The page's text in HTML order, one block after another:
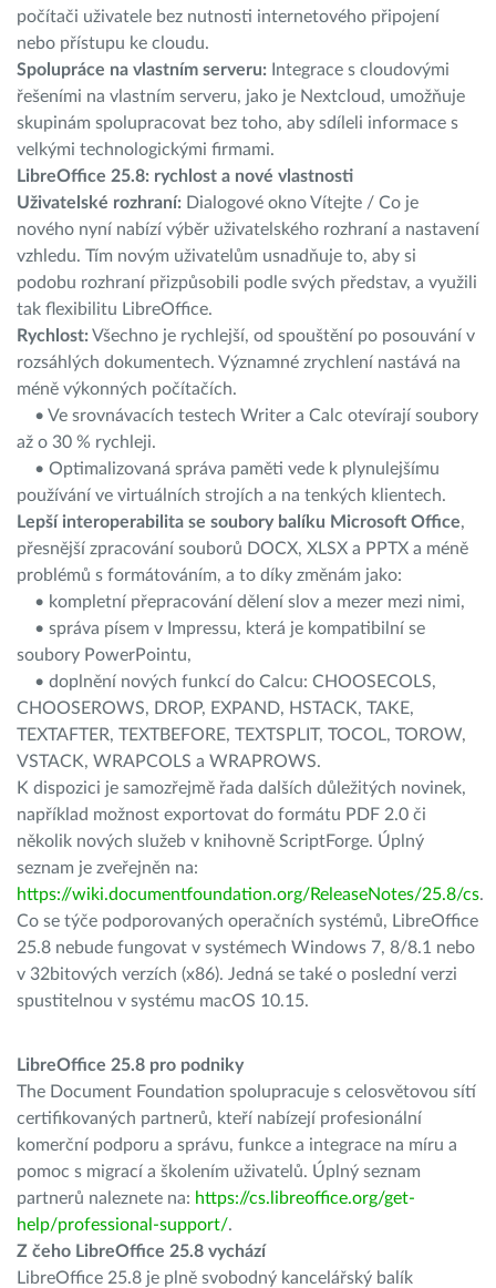
počítači uživatele bez nutnosti internetového připojení
nebo přístupu ke cloudu.
Spolupráce na vlastním serveru: Integrace s cloudovými
řešeními na vlastním serveru, jako je Nextcloud, umožňuje
skupinám spolupracovat bez toho, aby sdíleli informace s
velkými technologickými firmami.
LibreOffice 25.8: rychlost a nové vlastnosti
Uživatelské rozhraní: Dialogové okno Vítejte / Co je
nového nyní nabízí výběr uživatelského rozhraní a nastavení
vzhledu. Tím novým uživatelům usnadňuje to, aby si
podobu rozhraní přizpůsobili podle svých představ, a využili
tak flexibilitu LibreOffice.
Rychlost:Všechno je rychlejší, od spouštění po posouvání v
rozsáhlých dokumentech. Významné zrychlení nastává na
méně výkonných počítačích.
• Ve srovnávacích testech Writer a Calc otevírají soubory
až o 30 % rychleji.
• Optimalizovaná správa paměti vede k plynulejšímu
používání ve virtuálních strojích a na tenkých klientech.
Lepší interoperabilita se soubory balíku Microsoft Office,
přesnější zpracování souborů DOCX, XLSX a PPTX a méně
problémů s formátováním, a to díky změnám jako:
• kompletní přepracování dělení slov a mezer mezi nimi,
• správa písem v Impressu, která je kompatibilní se
soubory PowerPointu,
• doplnění nových funkcí do Calcu: CHOOSECOLS,
CHOOSEROWS, DROP, EXPAND, HSTACK, TAKE,
TEXTAFTER, TEXTBEFORE, TEXTSPLIT, TOCOL, TOROW,
VSTACK, WRAPCOLS a WRAPROWS.
K dispozici je samozřejmě řada dalších důležitých novinek,
například možnost exportovat do formátu PDF 2.0 či
několik nových služeb v knihovně ScriptForge. Úplný
seznam je zveřejněn na:
https://wiki.documentfoundation.org/ReleaseNotes/25.8/cs.
Co se týče podporovaných operačních systémů, LibreOffice
25.8 nebude fungovat v systémech Windows 7, 8/8.1 nebo
v 32bitových verzích (x86). Jedná se také o poslední verzi
spustitelnou v systému macOS 10.15.
LibreOffice 25.8 pro podniky
The Document Foundation spolupracuje s celosvětovou sítí
certifikovaných partnerů, kteří nabízejí profesionální
komerční podporu a správu, funkce a integrace na míru a
pomoc s migrací a školením uživatelů. Úplný seznam
partnerů naleznete na: https://cs.libreoffice.org/get-
help/professional-support/.
Z čeho LibreOffice 25.8 vychází
LibreOffice 25.8 je plně svobodný kancelářský balík